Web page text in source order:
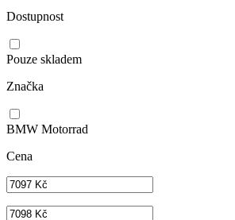
Dostupnost
Pouze skladem
Značka
BMW Motorrad
Cena